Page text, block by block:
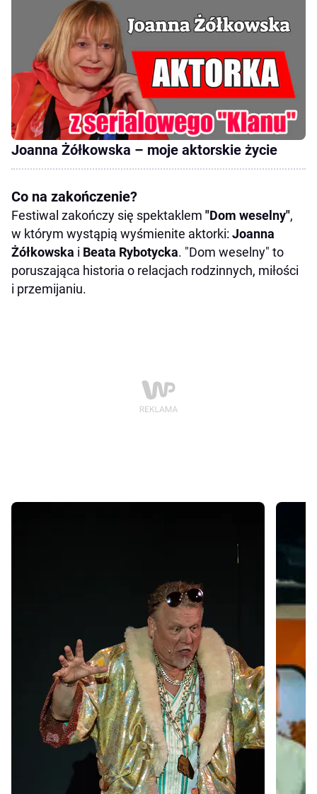
Joanna Żółkowska – moje aktorskie życie
Co na zakończenie?
Festiwal zakończy się spektaklem "Dom weselny",
w którym wystąpią wyśmienite aktorki: Joanna
Żółkowska i Beata Rybotycka. "Dom weselny" to
poruszająca historia o relacjach rodzinnych, miłości
i przemijaniu.